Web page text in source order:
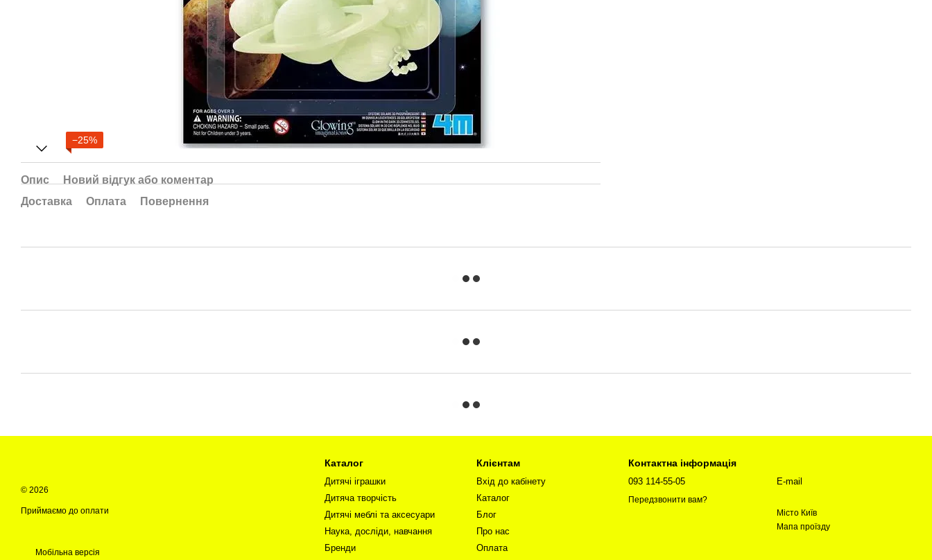
−25%
Опис
Новий відгук або коментар
Доставка
Оплата Повернення
© 2026
Приймаємо до оплати
Мобільна версія
Каталог
Дитячі іграшки
Дитяча творчість
Дитячі меблі та аксесуари
Наука, досліди, навчання
Бренди
Клієнтам
Вхід до кабінету
Каталог
Блог
Про нас
Оплата
Контактна інформація
093 114-55-05
Передзвонити вам?
E-mail
Місто Київ
Мапа проїзду